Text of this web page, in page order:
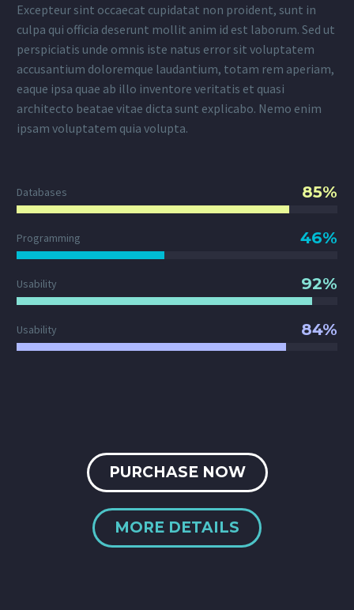
Excepteur sint occaecat cupidatat non proident, sunt in
culpa qui officia deserunt mollit anim id est laborum. Sed ut
perspiciatis unde omnis iste natus error sit voluptatem
accusantium doloremque laudantium, totam rem aperiam,
eaque ipsa quae ab illo inventore veritatis et quasi
architecto beatae vitae dicta sunt explicabo. Nemo enim
ipsam voluptatem quia volupta.
Databases 85%
Programming 46%
Usability 92%
Usability 84%
PURCHASE NOW
MORE DETAILS